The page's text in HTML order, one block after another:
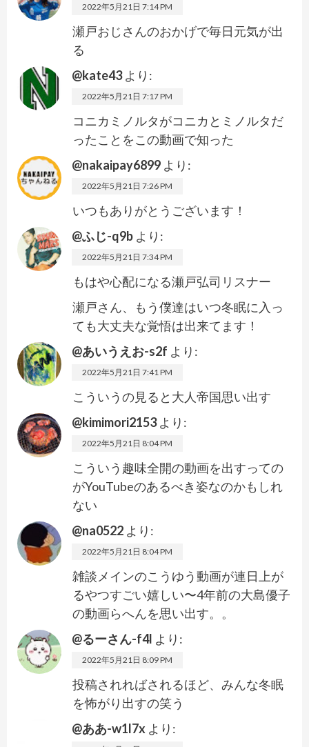
2022年5月21日 7:14 PM
瀬戸おじさんのおかげで毎日元気が出
る
@kate43 より:
2022年5月21日 7:17 PM
コニカミノルタがコニカとミノルタだ
ったことをこの動画で知った
@nakaipay6899 より:
2022年5月21日 7:26 PM
いつもありがとうございます！
@ふじ-q9b より:
2022年5月21日 7:34 PM
もはや心配になる瀬戸弘司リスナー
瀬戸さん、もう僕達はいつ冬眠に入っ
ても大丈夫な覚悟は出来てます！
@あいうえお-s2f より:
2022年5月21日 7:41 PM
こういうの見ると大人帝国思い出す
@kimimori2153 より:
2022年5月21日 8:04 PM
こういう趣味全開の動画を出すっての
がYouTubeのあるべき姿なのかもしれ
ない
@na0522 より:
2022年5月21日 8:04 PM
雑談メインのこうゆう動画が連日上が
るやつすごい嬉しい〜4年前の大島優子
の動画らへんを思い出す。。
@るーさん-f4l より:
2022年5月21日 8:09 PM
投稿されればされるほど、みんな冬眠
を怖がり出すの笑う
@ああ-w1l7x より: